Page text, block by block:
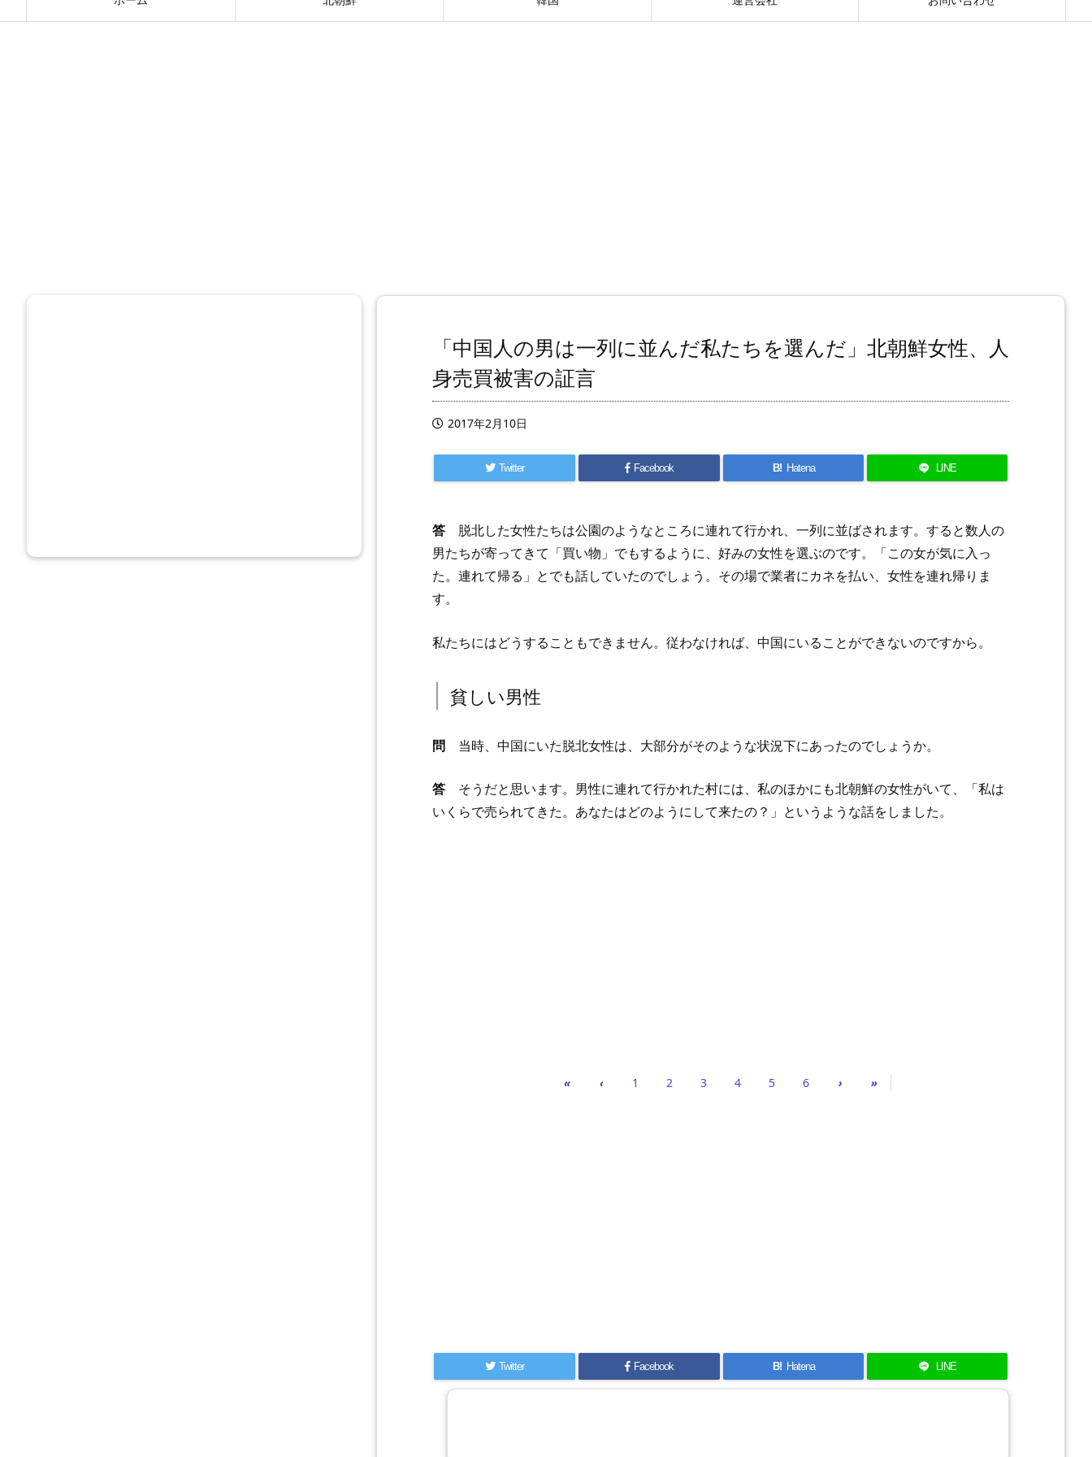
「中国人の男は一列に並んだ私たちを選んだ」北朝鮮女性、人
身売買被害の証言
2017年2月10日
Twitter Facebook B! Hatena LINE
答 脱北した女性たちは公園のようなところに連れて行かれ、一列に並ばされます。すると数人の
男たちが寄ってきて「買い物」でもするように、好みの女性を選ぶのです。「この女が気に入っ
た。連れて帰る」とでも話していたのでしょう。その場で業者にカネを払い、女性を連れ帰りま
す。
私たちにはどうすることもできません。従わなければ、中国にいることができないのですから。
貧しい男性
問 当時、中国にいた脱北女性は、大部分がそのような状況下にあったのでしょうか。
答 そうだと思います。男性に連れて行かれた村には、私のほかにも北朝鮮の女性がいて、「私は
いくらで売られてきた。あなたはどのようにして来たの？」というような話をしました。
« ‹ 1 2 3 4 5 6 › »
Twitter Facebook B! Hatena LINE